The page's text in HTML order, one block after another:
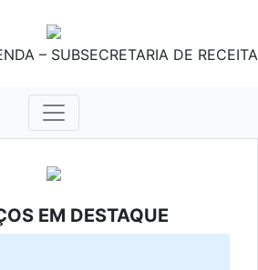
– SUBSECRETARIA DE RECEITA
EM DESTAQUE